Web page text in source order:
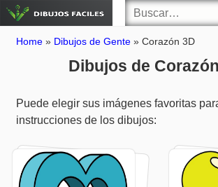
Home » Dibujos de Gente »Corazón 3D
Dibujos de
Puede elegir sus imágenes favoritas
instrucciones de los dibujos: